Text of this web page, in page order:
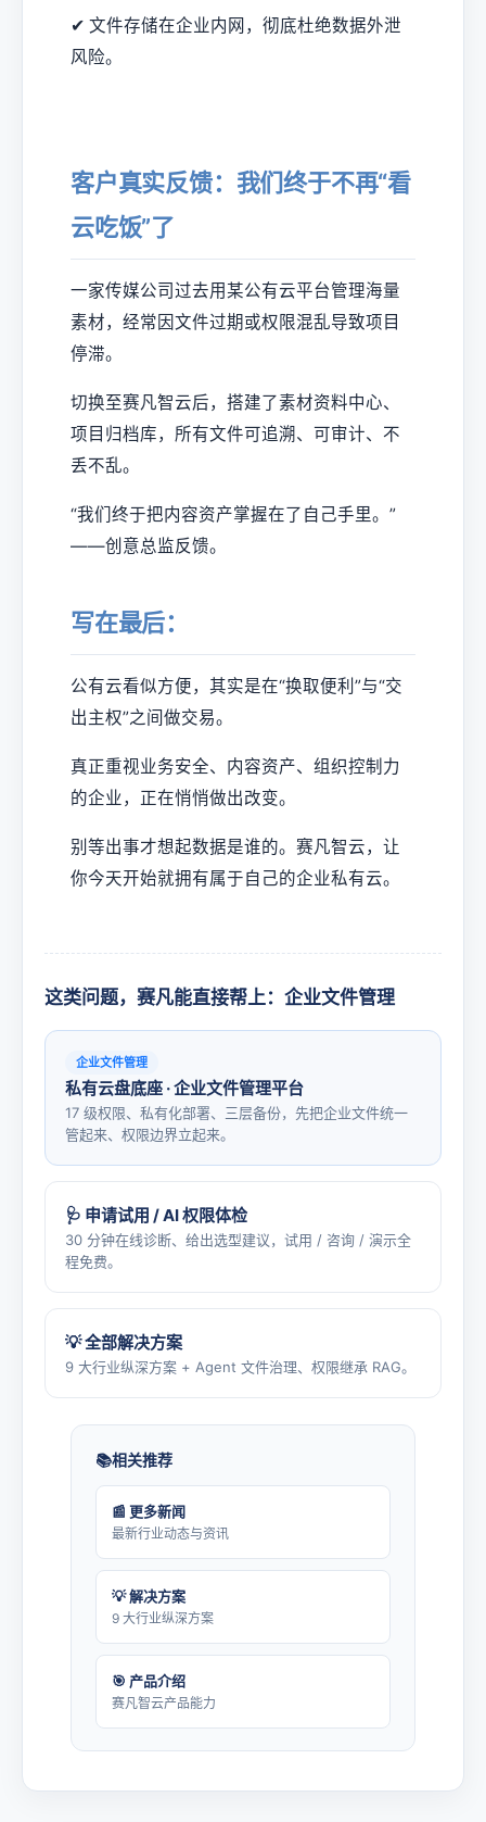
✔ 文件存储在企业内网，彻底杜绝数据外泄
风险。
客户真实反馈：我们终于不再“看
云吃饭”了
一家传媒公司过去用某公有云平台管理海量
素材，经常因文件过期或权限混乱导致项目
停滞。
切换至赛凡智云后，搭建了素材资料中心、
项目归档库，所有文件可追溯、可审计、不
丢不乱。
“我们终于把内容资产掌握在了自己手里。”
——创意总监反馈。
写在最后：
公有云看似方便，其实是在“换取便利”与“交
出主权”之间做交易。
真正重视业务安全、内容资产、组织控制力
的企业，正在悄悄做出改变。
别等出事才想起数据是谁的。赛凡智云，让
你今天开始就拥有属于自己的企业私有云。
这类问题，赛凡能直接帮上：企业文件管理
企业文件管理
私有云盘底座 · 企业文件管理平台
17 级权限、私有化部署、三层备份，先把企业文件统一
管起来、权限边界立起来。
🩺 申请试用 / AI 权限体检
30 分钟在线诊断、给出选型建议，试用 / 咨询 / 演示全
程免费。
💡 全部解决方案
9 大行业纵深方案 + Agent 文件治理、权限继承 RAG。
相关推荐
📰 更多新闻
最新行业动态与资讯
💡 解决方案
9 大行业纵深方案
🎯 产品介绍
赛凡智云产品能力